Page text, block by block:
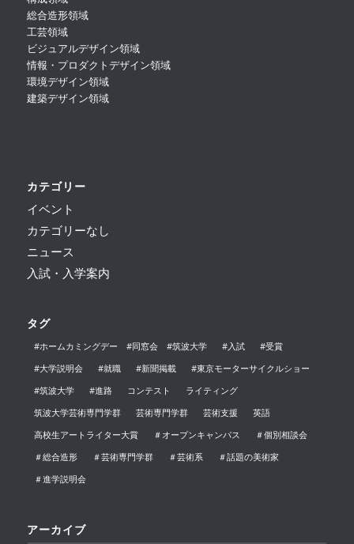
総合造形領域
工芸領域
ビジュアルデザイン領域
情報・プロダクトデザイン領域
環境デザイン領域
建築デザイン領域
カテゴリー
イベント
カテゴリーなし
ニュース
入試・入学案内
タグ
#ホームカミングデー #同窓会 #筑波大学 #入試
#受賞
#大学説明会
#就職 #新聞掲載
#東京モーターサイクルショー
#筑波大学
#進路 コンテスト
ライティング
筑波大学芸術専門学群
芸術専門学群 芸術支援
英語
高校生アートライター大賞
＃オープンキャンパス
＃個別相談会
＃総合造形
＃芸術専門学群 ＃芸術系
＃話題の美術家
＃進学説明会
アーカイブ